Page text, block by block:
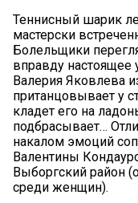
Теннисный шарик
мастерски
Болельщики
вправду настоящее
Валерия Яковлева
пританцовывает у
кладет его на
подбрасывает…
накалом эмоций
Валентины
Выборгский район
среди женщин).